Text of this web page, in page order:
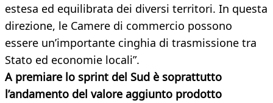
estesa ed equilibrata dei diversi territori. In questa
direzione, le Camere di commercio possono
essere un’importante cinghia di trasmissione tra
Stato ed economie locali”.
A premiare lo sprint del Sud è soprattutto
l’andamento del valore aggiunto prodotto